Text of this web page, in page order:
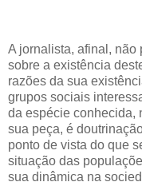
A jornalista, afinal, não
sobre a existência
razões da sua
grupos sociais
da espécie conhecida,
sua peça, é
ponto de vista do que
situação das
sua dinâmica na